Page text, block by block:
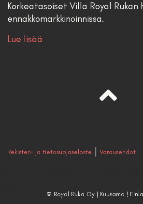
Korkeatasoiset Villa Royal Rukan
ennakkomarkkinoinnissa.
Lue lisää
Rekisteri- ja tietosuojaseloste | Varausehdot
© Royal Ruka Oy | Kuusamo |
varaustoiminnot. Hyväksytkö